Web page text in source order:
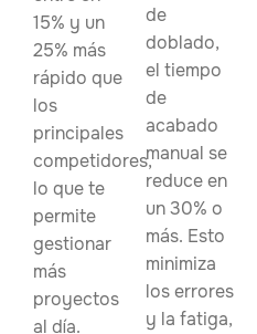
15% y un
25% más
rápido que
los
principales
competidores,
lo que te
permite
gestionar
más
proyectos
al día.
de
doblado,
el tiempo
de
acabado
manual se
reduce en
un 30% o
más. Esto
minimiza
los errores
y la fatiga,